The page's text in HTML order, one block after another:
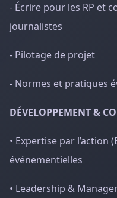
- Écrire pour les RP et
journalistes
- Pilotage de projet
- Normes et pratiques
DÉVELOPPEMENT &
• Expertise par l’action
événementielles
• Leadership &